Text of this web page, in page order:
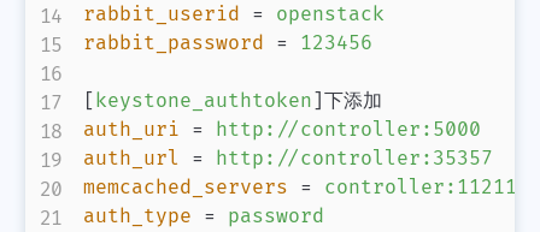
rabbit_userid =
openstack
rabbit_password = 123456
[ keystone_authtoken ]
auth_uri =
http://controller:5000
auth_url =
http://controller:35357
memcached_servers =
controller:11211
auth_type =
password